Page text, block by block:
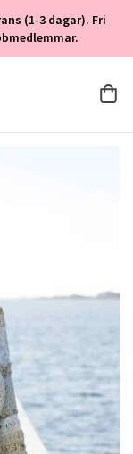
(1-3 dagar). Fri